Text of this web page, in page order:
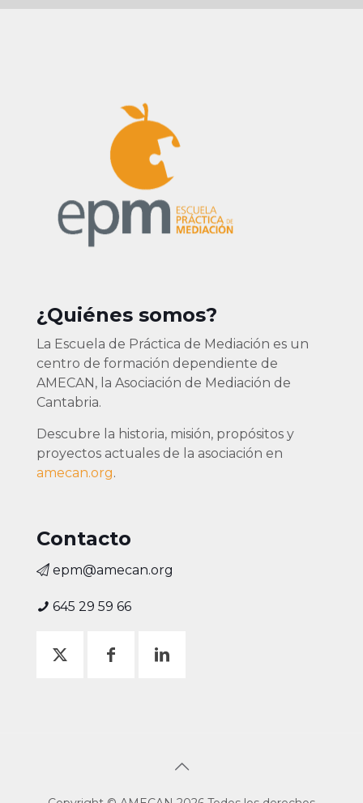
¿Quiénes somos?
La Escuela de Práctica de Mediación es un
centro de formación dependiente de
AMECAN, la Asociación de Mediación de
Cantabria.
Descubre la historia, misión, propósitos y
proyectos actuales de la asociación en
amecan.org.
Contacto
epm@amecan.org
645 29 59 66